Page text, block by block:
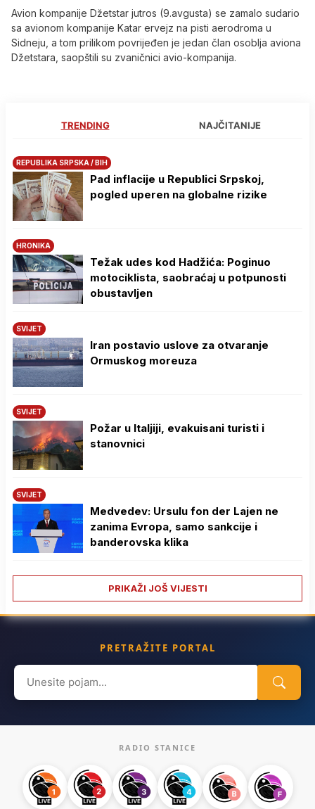
Avion kompanije Džetstar jutros (9.avgusta) se zamalo sudario
sa avionom kompanije Katar ervejz na pisti aerodroma u
Sidneju, a tom prilikom povrijeđen je jedan član osoblja aviona
Džetstara, saopštili su zvaničnici avio-kompanija.
TRENDING NAJČITANIJE
REPUBLIKA SRPSKA / BIH
Pad inflacije u Republici Srpskoj,
pogled uperen na globalne rizike
HRONIKA
Težak udes kod Hadžića: Poginuo
motociklista, saobraćaj u potpunosti
obustavljen
SVIJET
Iran postavio uslove za otvaranje
Ormuskog moreuza
SVIJET
Požar u Italjiji, evakuisani turisti i
stanovnici
SVIJET
Medvedev: Ursulu fon der Lajen ne
zanima Evropa, samo sankcije i
banderovska klika
PRIKAŽI JOŠ VIJESTI
PRETRAŽITE PORTAL
Search
for:
RADIO STANICE